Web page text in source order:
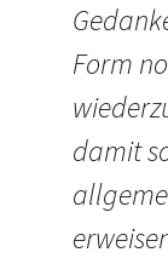
Form
damit